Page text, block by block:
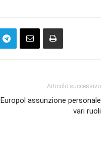
Articolo successivo
Europol assunzione personale
vari ruoli